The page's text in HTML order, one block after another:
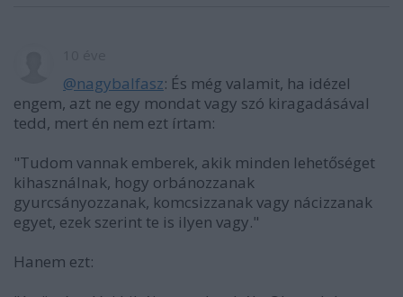
@nagybalfasz: És még valamit, ha idézel
engem, azt ne egy mondat vagy szó kiragadásával
tedd, mert én nem ezt írtam:
"Tudom vannak emberek, akik minden lehetőséget
kihasználnak, hogy orbánozzanak
gyurcsányozzanak, komcsizzanak vagy nácizzanak
egyet, ezek szerint te is ilyen vagy."
Hanem ezt: